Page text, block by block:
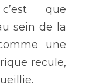
que
sein de la
une
recule,